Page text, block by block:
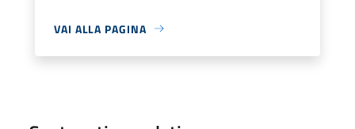
VAI ALLA PAGINA